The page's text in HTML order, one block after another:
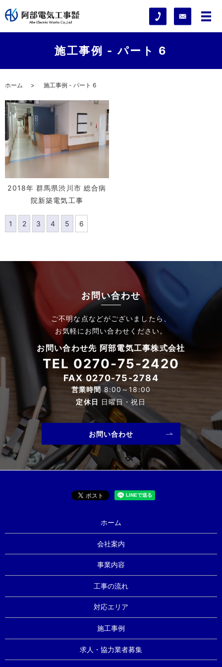
施工事例 - パート 6
ホーム 施工事例 - パート 6
2018年 群馬県渋川市 総合病
院新築電気工事
1 2 3 4 5 6
お問い合わせ
ご不明な点などがございましたら、
お気軽にお問い合わせください。
お問い合わせ先 阿部電気工事株式会社
TEL 0270-75-2420
FAX 0270-75-2784
営業時間8:00～18:00
定休日 日曜日・祝日
お問い合わせ
ホーム
会社案内
事業内容
工事の流れ
対応エリア
施工事例
求人・協力業者募集